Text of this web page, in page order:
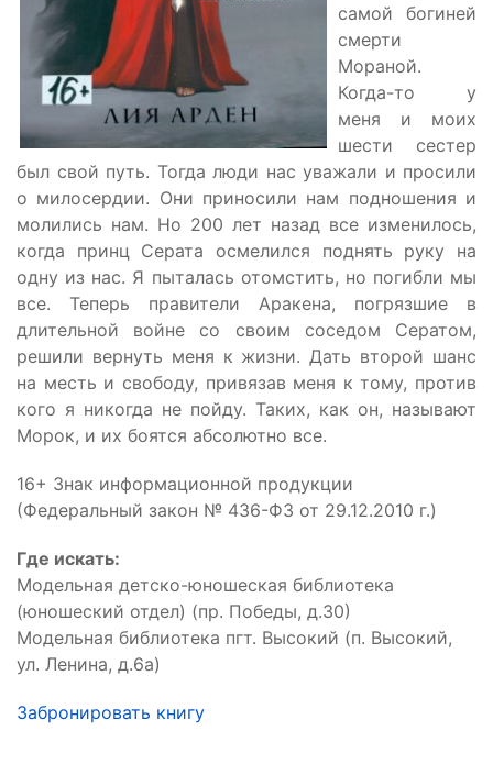
самой богиней
смерти
Мораной.
Когда-то у
меня и моих
шести сестер
был свой путь. Тогда люди нас уважали и просили
о милосердии. Они приносили нам подношения и
молились нам. Но 200 лет назад все изменилось,
когда принц Серата осмелился поднять руку на
одну из нас. Я пыталась отомстить, но погибли мы
все. Теперь правители Аракена, погрязшие в
длительной войне со своим соседом Сератом,
решили вернуть меня к жизни. Дать второй шанс
на месть и свободу, привязав меня к тому, против
кого я никогда не пойду. Таких, как он, называют
Морок, и их боятся абсолютно все.
16+ Знак информационной продукции
(Федеральный закон № 436-ФЗ от 29.12.2010 г.)
Где искать:
Модельная детско-юношеская библиотека
(юношеский отдел) (пр. Победы, д.30)
Модельная библиотека пгт. Высокий (п. Высокий,
ул. Ленина, д.6а)
Забронировать книгу